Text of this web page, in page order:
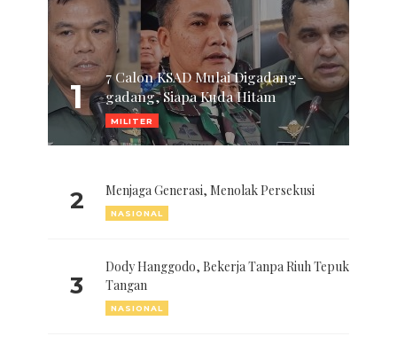
1
7 Calon KSAD Mulai Digadang-
gadang, Siapa Kuda Hitam
MILITER
2 Menjaga Generasi, Menolak Persekusi
NASIONAL
3
Dody Hanggodo, Bekerja Tanpa Riuh Tepuk
Tangan
NASIONAL